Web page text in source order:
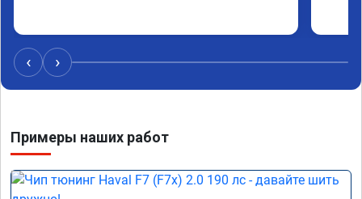
‹ ›
Примеры наших работ